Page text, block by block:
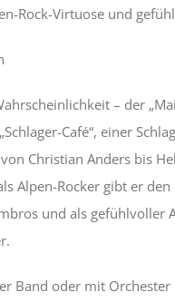
Rock-Virtuose und
– der
Café“, einer
Christian Anders bis
Alpen-Rocker gibt er
und als gefühlvoller
Band oder mit